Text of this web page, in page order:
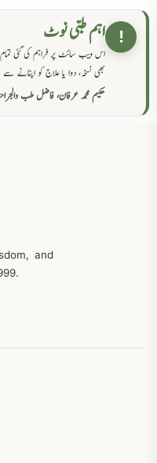
! اہم طبی نوٹ
اس ویب سائٹ پر فراہم کی گئی
بھی نسخہ، دوا یا علاج کو
حکیم محمد عرفان، فاضل طب
and